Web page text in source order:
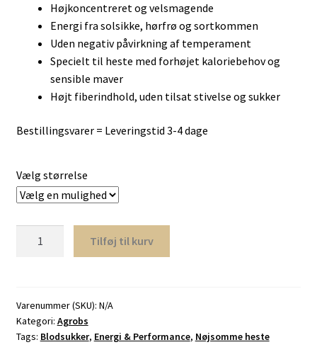
Højkoncentreret og velsmagende
Energi fra solsikke, hørfrø og sortkommen
Uden negativ påvirkning af temperament
Specielt til heste med forhøjet kaloriebehov og
sensible maver
Højt fiberindhold, uden tilsat stivelse og sukker
Bestillingsvarer = Leveringstid 3-4 dage
Vælg størrelse
Tilføj til kurv
Varenummer (SKU): N/A
Kategori: Agrobs
Tags: Blodsukker, Energi & Performance, Nøjsomme heste